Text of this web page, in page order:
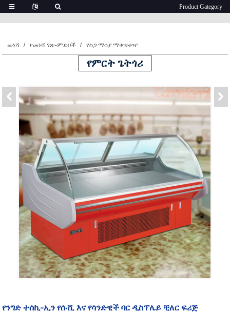
መነሻ የመነሻ ገጽ-ምድቦች የስጋ ማሳያ ማቀዝቀዣ
የምርት ጌትጎሪ
የንግድ ተሰኪ-ኢን የሱሺ እና የሳንድዊች ባር ዲስፕሌይ ቺለር ፍሪጅ